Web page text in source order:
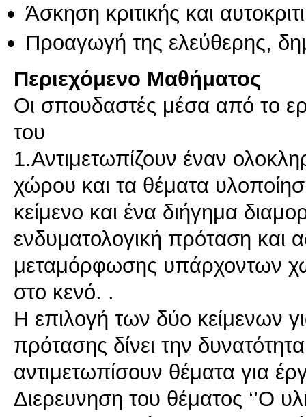
Άσκηση κριτικής και
Προαγωγή της ελεύθερης,
Περιεχόμενο Μαθήματος
Οι σπουδαστές μέσα από το
του
1.Αντιμετωπίζουν έναν
χώρου και τα θέματα
κείμενο και ένα διήγημα
ενδυματολογική πρόταση και
μεταμόρφωσης υπάρχοντων
στο κενό. .
Η επιλογή των δύο κείμενων
πρότασης δίνει την
αντιμετωπίσουν θέματα για
Διερευνηση του θέματος ‘’Ο